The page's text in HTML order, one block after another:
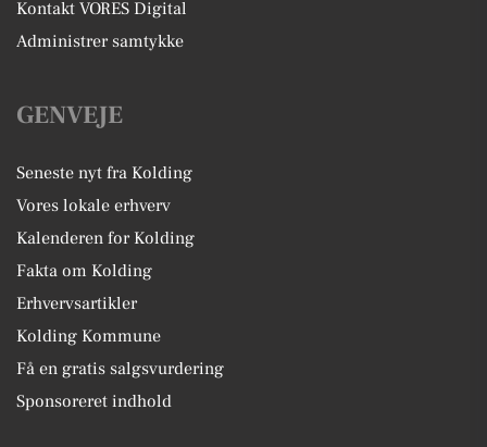
Kontakt VORES Digital
Administrer samtykke
GENVEJE
Seneste nyt fra Kolding
Vores lokale erhverv
Kalenderen for Kolding
Fakta om Kolding
Erhvervsartikler
Kolding Kommune
Få en gratis salgsvurdering
Sponsoreret indhold